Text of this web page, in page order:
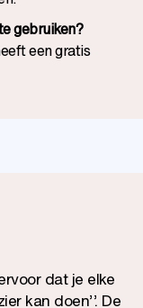
gebruiken?
een gratis
dat je elke
kan doen’’. De